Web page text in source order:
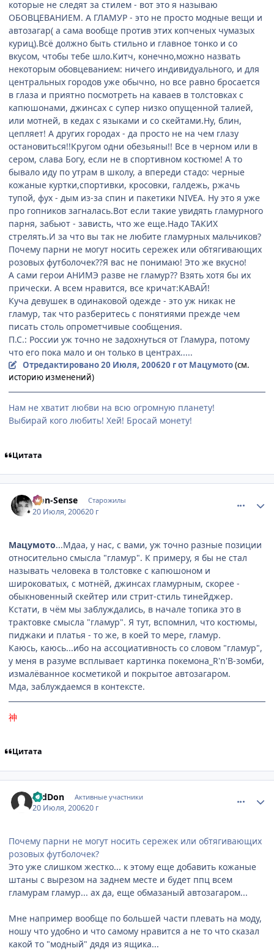
которые не следят за стилем - вот это я называю
ОБОВЦЕВАНИЕМ. А ГЛАМУР - это не просто модные вещи и
автозагар( а сама вообще против этих копченых чумазых
куриц).Всё должно быть стильно и главное тонко и со
вкусом, чтобы тебе шло.Китч, конечно,можно назвать
некоторым обовцеванием: ничего индивидуального, и для
центральных городов уже обычно, но все равно бросается
в глаза и приятно посмотреть на каваев в толстовках с
капюшонами, джинсах с супер низко опущенной талией,
или мотней, в кедах с языками и со скейтами.Ну, блин,
цепляет! А других городах - да просто не на чем глазу
остановиться!!Кругом одни обезьяны!! Все в черном или в
сером, слава Богу, если не в спортивном костюме! А то
бывало иду по утрам в школу, а впереди стадо: черные
кожаные куртки,спортивки, кросовки, галдежь, ржачь
тупой, фух - дым из-за спин и пакетики NIVEA. Ну это я уже
про гопников загналась.Вот если такие увидять гламурного
парня, забьют - зависть, что же еще.Надо ТАКИХ
стрелять.И за что вы так не любите гламурных мальчиков?
Почему парни не могут носить сережек или обтягивающих
розовых футболочек??Я вас не понимаю! Это же вкусно!
А сами герои АНИМЭ разве не гламур?? Взять хотя бы их
прически. А всем нравится, все кричат:КАВАЙ!
Куча девушек в одинаковой одежде - это уж никак не
гламур, так что разберитесь с понятиями прежде чем
писать столь опрометчивые сообщения.
П.С.: России уж точно не задохнуться от Гламура, потому
что его пока мало и он только в центрах.....
Отредактировано20 Июля, 200620 гот Мацумото(см.
историю изменений)
Нам не хватит любви на всю огромную планету!
Выбирай кого любить! Хей! Бросай монету!
Цитата
Non-Sense Старожилы
20 Июля, 200620 г
Мацумото...Мдаа, у нас, с вами, уж точно разные позиции
относительно смысла "гламур". К примеру, я бы не стал
называть человека в толстовке с капюшоном и
широковатых, с мотнёй, джинсах гламурным, скорее -
обыкновенный скейтер или стрит-стиль тинейджер.
Кстати, в чём мы заблуждались, в начале топика это в
трактовке смысла "гламур". Я тут, вспомнил, что костюмы,
пиджаки и платья - то же, в коей то мере, гламур.
Каюсь, каюсь...ибо на ассоциативность со словом "гламур",
у меня в разуме всплывает картинка покемона_R'n'B-зомби,
измалёванное косметикой и покрытое автозагаром.
Мда, заблуждаемся в контексте.
神
Цитата
OldDon Активные участники
20 Июля, 200620 г
Почему парни не могут носить сережек или обтягивающих
розовых футболочек?
Это уже слишком жестко... к этому еще добавить кожаные
штаны с вырезом на заднем месте и будет ппц всем
гламурам гламур... ах да, еще обмазаный автозагаром...
Мне например вообще по большей части плевать на моду,
ношу что удобно и что самому нравится а не то что сказал
какой то "модный" дядя из ящика...